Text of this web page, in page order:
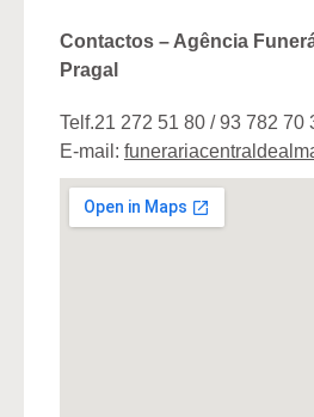
Contactos – Agência
Pragal
Telf.21 272 51 80 / 93 782 70
E-mail: